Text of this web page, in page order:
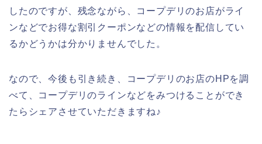
したのですが、残念ながら、コープデリのお店がライ
ンなどでお得な割引クーポンなどの情報を配信してい
るかどうかは分かりませんでした。
なので、今後も引き続き、コープデリのお店のHPを調
べて、コープデリのラインなどをみつけることができ
たらシェアさせていただきますね♪